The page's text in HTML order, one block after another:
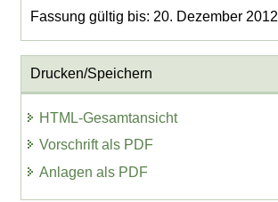
Fassung gültig bis: 20. Dezember 2012
Drucken/Speichern
HTML-Gesamtansicht
Vorschrift als PDF
Anlagen als PDF